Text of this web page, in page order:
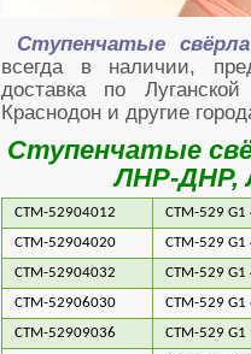
Ступенчатые
всегда в наличии,
доставка по
Краснодон и другие
Ступенчатые
ЛНР-ДНР,
СTМ-52904012
СTМ-529
СTМ-52904020
СTМ-529
СTМ-52904032
СTМ-529
СTМ-52906030
СTМ-529
СTМ-52909036
СTМ-529